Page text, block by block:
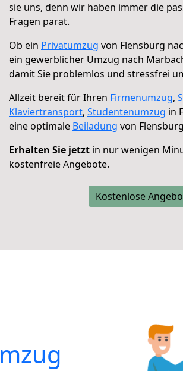
sie uns, denn wir haben immer die
Fragen parat.
Ob ein Privatumzug von Flensburg
ein gewerblicher Umzug nach
damit Sie problemlos und stressfrei
Allzeit bereit für Ihren Firmenumzug,
Klaviertransport, Studentenumzug in
eine optimale Beiladung von
Erhalten Sie jetzt in nur wenigen
kostenfreie Angebote.
Kostenlose